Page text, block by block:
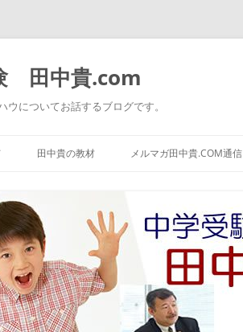
田中貴.com
ウについてお話するブログです。
田中貴の教材 メルマガ田中貴.COM通信